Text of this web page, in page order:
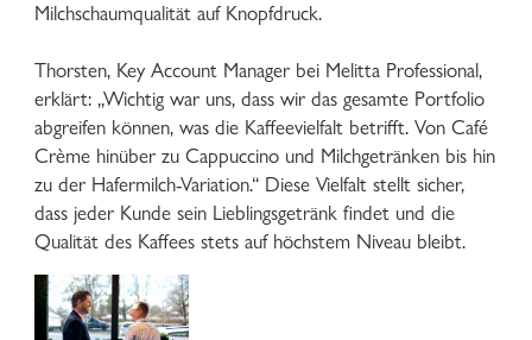
Milchschaumqualität auf Knopfdruck.
Thorsten, Key Account Manager bei Melitta Professional,
erklärt: „Wichtig war uns, dass wir das gesamte Portfolio
abgreifen können, was die Kaffeevielfalt betrifft. Von Café
Crème hinüber zu Cappuccino und Milchgetränken bis hin
zu der Hafermilch-Variation.“ Diese Vielfalt stellt sicher,
dass jeder Kunde sein Lieblingsgetränk findet und die
Qualität des Kaffees stets auf höchstem Niveau bleibt.